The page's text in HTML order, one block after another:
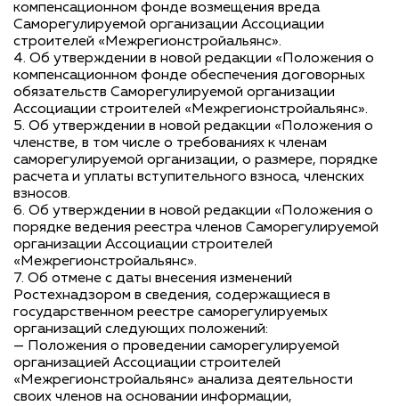
компенсационном фонде возмещения вреда
Саморегулируемой организации Ассоциации
строителей «Межрегионстройальянс».
4. Об утверждении в новой редакции «Положения о
компенсационном фонде обеспечения договорных
обязательств Саморегулируемой организации
Ассоциации строителей «Межрегионстройальянс».
5. Об утверждении в новой редакции «Положения о
членстве, в том числе о требованиях к членам
саморегулируемой организации, о размере, порядке
расчета и уплаты вступительного взноса, членских
взносов.
6. Об утверждении в новой редакции «Положения о
порядке ведения реестра членов Саморегулируемой
организации Ассоциации строителей
«Межрегионстройальянс».
7. Об отмене с даты внесения изменений
Ростехнадзором в сведения, содержащиеся в
государственном реестре саморегулируемых
организаций следующих положений:
— Положения о проведении саморегулируемой
организацией Ассоциации строителей
«Межрегионстройальянс» анализа деятельности
своих членов на основании информации,